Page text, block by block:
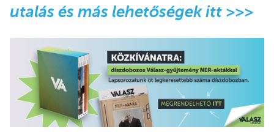
utalás és más lehetőségek itt >>>